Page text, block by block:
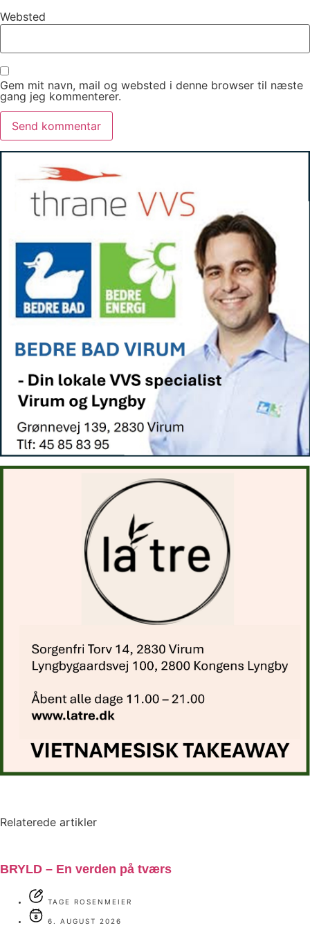
Websted
Gem mit navn, mail og websted i denne browser til næste
gang jeg kommenterer.
Relaterede artikler
BRYLD – En verden på tværs
TAGE ROSENMEIER
6. AUGUST 2026